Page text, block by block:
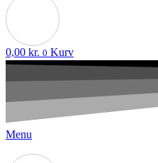
0,00 kr. 0 Kurv
Menu